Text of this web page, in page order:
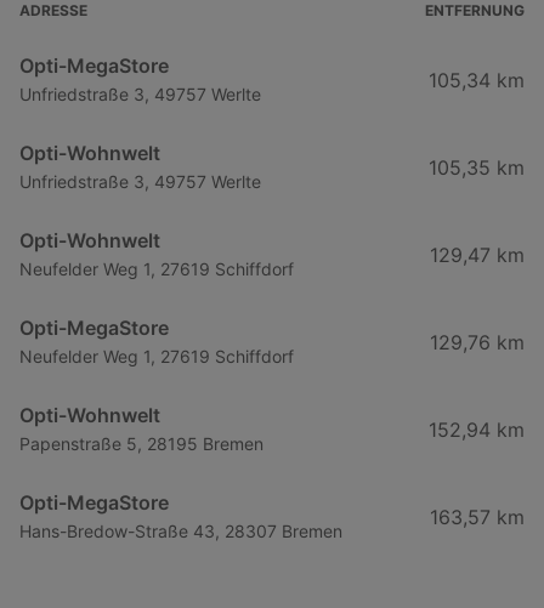
ADRESSE ENTFERNUNG
Opti-MegaStore
Unfriedstraße 3, 49757 Werlte
105,34 km
Opti-Wohnwelt
Unfriedstraße 3, 49757 Werlte
105,35 km
Opti-Wohnwelt
Neufelder Weg 1, 27619 Schiffdorf
129,47 km
Opti-MegaStore
Neufelder Weg 1, 27619 Schiffdorf
129,76 km
Opti-Wohnwelt
Papenstraße 5, 28195 Bremen
152,94 km
Opti-MegaStore
Hans-Bredow-Straße 43, 28307 Bremen
163,57 km